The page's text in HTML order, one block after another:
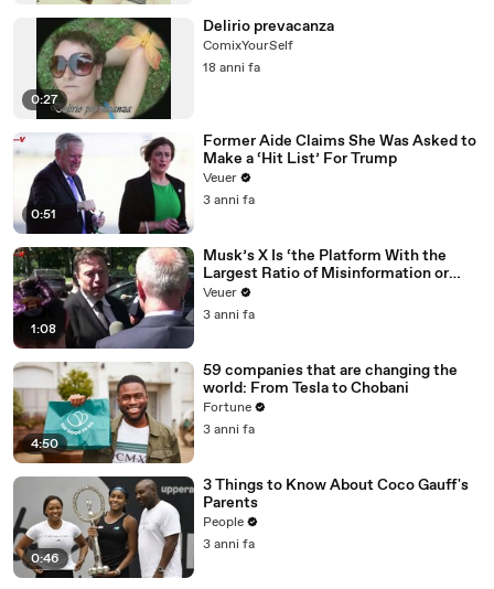
0:27
Delirio prevacanza
ComixYourSelf
18 anni fa
0:51
Former Aide Claims She Was Asked to
Make a ‘Hit List’ For Trump
Veuer
3 anni fa
1:08
Musk’s X Is ‘the Platform With the
Largest Ratio of Misinformation or
Disinformation’ Amongst All Social
Media Platforms
Veuer
3 anni fa
4:50
59 companies that are changing the
world: From Tesla to Chobani
Fortune
3 anni fa
0:46
3 Things to Know About Coco Gauff's
Parents
People
3 anni fa